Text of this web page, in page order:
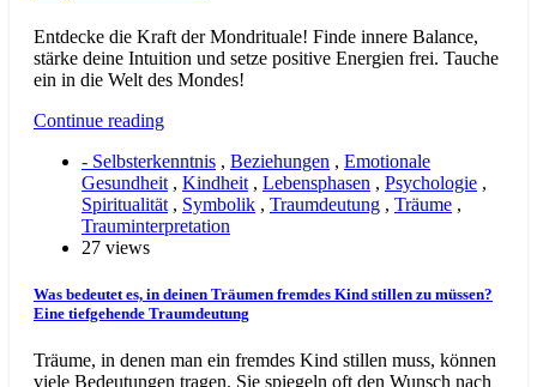
Entdecke die Kraft der Mondrituale! Finde innere Balance,
stärke deine Intuition und setze positive Energien frei. Tauche
ein in die Welt des Mondes!
Continue reading
- Selbsterkenntnis , Beziehungen , Emotionale
Gesundheit , Kindheit , Lebensphasen , Psychologie ,
Spiritualität , Symbolik , Traumdeutung , Träume ,
Trauminterpretation
27 views
Was bedeutet es, in deinen Träumen fremdes Kind stillen zu müssen?
Eine tiefgehende Traumdeutung
Träume, in denen man ein fremdes Kind stillen muss, können
viele Bedeutungen tragen. Sie spiegeln oft den Wunsch nach